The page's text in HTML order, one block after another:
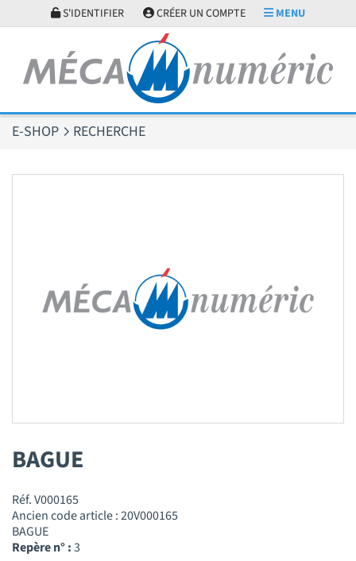
S'IDENTIFIER CRÉER UN COMPTE MENU
E-SHOP RECHERCHE
BAGUE
Réf. V000165
Ancien code article : 20V000165
BAGUE
Repère n° :3
Panneau de gestion des cookies